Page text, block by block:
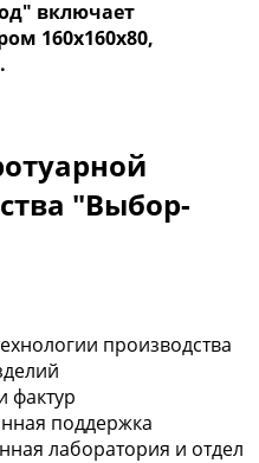
включает
160х160х80,
"Выбор-
производства
поддержка
лаборатория и отдел